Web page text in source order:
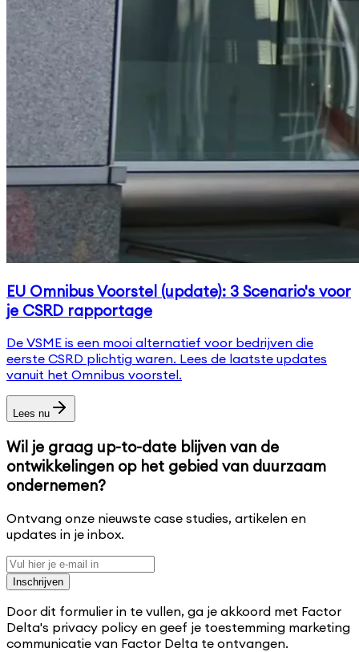
EU Omnibus Voorstel (update): 3 Scenario's voor
je CSRD rapportage
De VSME is een mooi alternatief voor bedrijven die
eerste CSRD plichtig waren. Lees de laatste updates
vanuit het Omnibus voorstel.
Lees nu
Wil je graag up-to-date blijven van de
ontwikkelingen op het gebied van duurzaam
ondernemen?
Ontvang onze nieuwste case studies, artikelen en
updates in je inbox.
Inschrijven
Door dit formulier in te vullen, ga je akkoord met Factor
Delta's privacy policy en geef je toestemming marketing
communicatie van Factor Delta te ontvangen.